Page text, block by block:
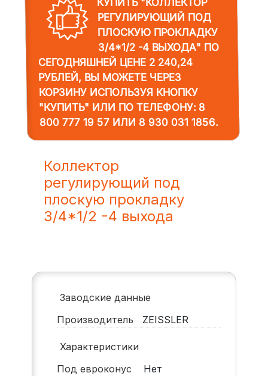
КУПИТЬ "КОЛЛЕКТОР
РЕГУЛИРУЮЩИЙ ПОД
ПЛОСКУЮ ПРОКЛАДКУ
3/4*1/2 -4 ВЫХОДА"ПО
СЕГОДНЯШНЕЙ ЦЕНЕ 2 240,24
РУБЛЕЙ, ВЫ МОЖЕТЕ ЧЕРЕЗ
КОРЗИНУ ИСПОЛЬЗУЯ КНОПКУ
"КУПИТЬ" ИЛИ ПО ТЕЛЕФОНУ: 8
800 777 19 57ИЛИ 8 930 031 1856.
Коллектор
регулирующий под
плоскую прокладку
3/4*1/2 -4 выхода
Заводские данные
Производитель
ZEISSLER
Характеристики
Под евроконус
Нет